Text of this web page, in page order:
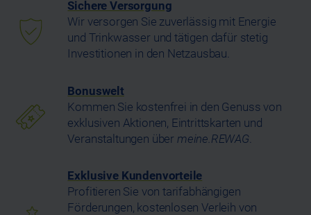
Sichere Versorgung
Wir versorgen Sie zuverlässig mit Energie
und ‎Trinkwasser und tätigen dafür stetig
Investitionen in den Netzausbau.
Bonuswelt
Kommen Sie kostenfrei in den Genuss von
exklusiven Aktionen, Eintrittskarten und
Veranstaltungen über meine.REWAG
Exklusive Kundenvorteile
Profitieren Sie von tarifabhängigen
Förderungen, kostenlosen Verleih von